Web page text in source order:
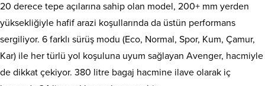
20 derece tepe açılarına sahip olan model, 200+ mm yerden
yüksekliğiyle hafif arazi koşullarında da üstün performans
sergiliyor. 6 farklı sürüş modu (Eco, Normal, Spor, Kum, Çamur,
Kar) ile her türlü yol koşuluna uyum sağlayan Avenger, hacmiyle
de dikkat çekiyor. 380 litre bagaj hacmine ilave olarak iç